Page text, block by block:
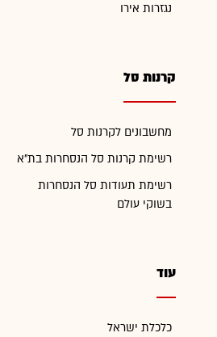
נגזרות אירו
קרנות סל
מחשבונים לקרנות סל
רשימת קרנות סל הנסחרות בת"א
רשימת תעודות סל הנסחרות
בשוקי עולם
עוד
כלכלת ישראל